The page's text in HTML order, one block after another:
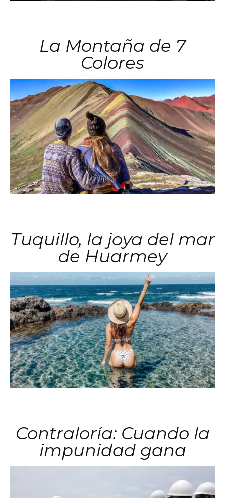
La Montaña de 7
Colores
Tuquillo, la joya del mar
de Huarmey
Contraloría: Cuando la
impunidad gana